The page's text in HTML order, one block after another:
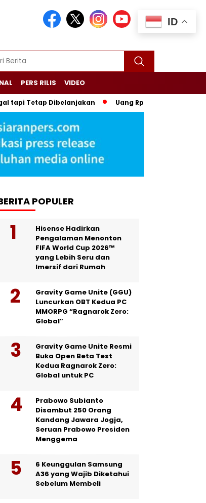
PERS RILIS VIDEO
Tetap Dibelanjakan Uang Rp2 Miliar di Rumah
POPULER
Hisense Hadirkan
Pengalaman Menonton
FIFA World Cup 2026™
yang Lebih Seru dan
Imersif dari Rumah
Gravity Game Unite (GGU)
Luncurkan OBT Kedua PC
MMORPG “Ragnarok Zero:
Global”
Gravity Game Unite Resmi
Buka Open Beta Test
Kedua Ragnarok Zero:
Global untuk PC
Prabowo Subianto
Disambut 250 Orang
Kandang Jawara Jogja,
Seruan Prabowo Presiden
Menggema
6 Keunggulan Samsung
A36 yang Wajib Diketahui
Sebelum Membeli
ID